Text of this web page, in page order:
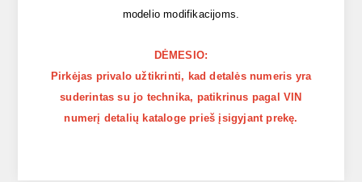
modelio modifikacijoms.
DĖMESIO:
Pirkėjas privalo užtikrinti, kad detalės numeris yra
suderintas su jo technika, patikrinus pagal VIN
numerį detalių kataloge prieš įsigyjant prekę.